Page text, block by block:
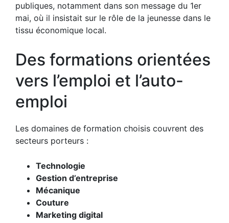
publiques, notamment dans son message du 1er
mai, où il insistait sur le rôle de la jeunesse dans le
tissu économique local.
Des formations orientées
vers l’emploi et l’auto-
emploi
Les domaines de formation choisis couvrent des
secteurs porteurs :
Technologie
Gestion d’entreprise
Mécanique
Couture
Marketing digital